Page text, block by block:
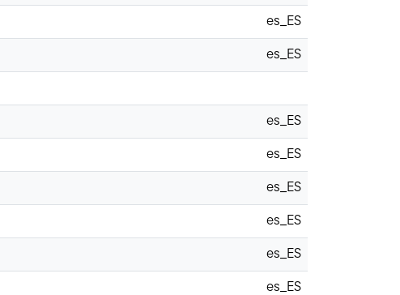
es_ES
es_ES
es_ES
es_ES
es_ES
es_ES
es_ES
es_ES